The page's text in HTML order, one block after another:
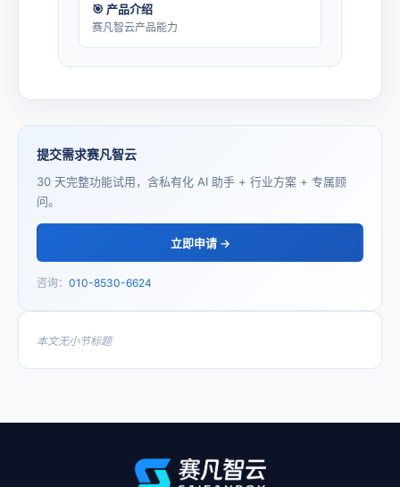
🎯 产品介绍
赛凡智云产品能力
提交需求赛凡智云
30 天完整功能试用，含私有化 AI 助手 + 行业方案 + 专属顾
问。
立即申请 →
咨询： 010-8530-6624
本文无小节标题